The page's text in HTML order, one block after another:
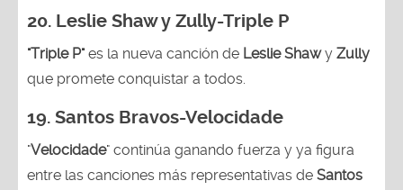
20. Leslie Shaw y Zully-Triple P
"Triple P"es la nueva canción de Leslie Shawy Zully
que promete conquistar a todos.
19. Santos Bravos-Velocidade
"Velocidade" continúa ganando fuerza y ya figura
entre las canciones más representativas de Santos